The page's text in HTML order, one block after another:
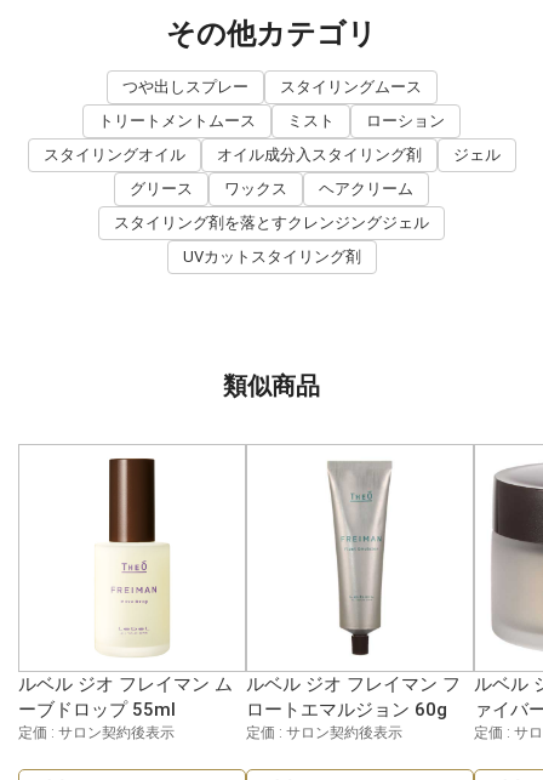
その他カテゴリ
つや出しスプレー
スタイリングムース
トリートメントムース
ミスト
ローション
スタイリングオイル
オイル成分入スタイリング剤
ジェル
グリース
ワックス
ヘアクリーム
スタイリング剤を落とすクレンジングジェル
UVカットスタイリング剤
類似商品
ルベル ジオ フレイマン ム
ーブドロップ 55ml
定価 : サロン契約後表示
ルベル ジオ フレイマン フ
ロートエマルジョン 60g
定価 : サロン契約後表示
ルベル
ァイバ
定価 : サ